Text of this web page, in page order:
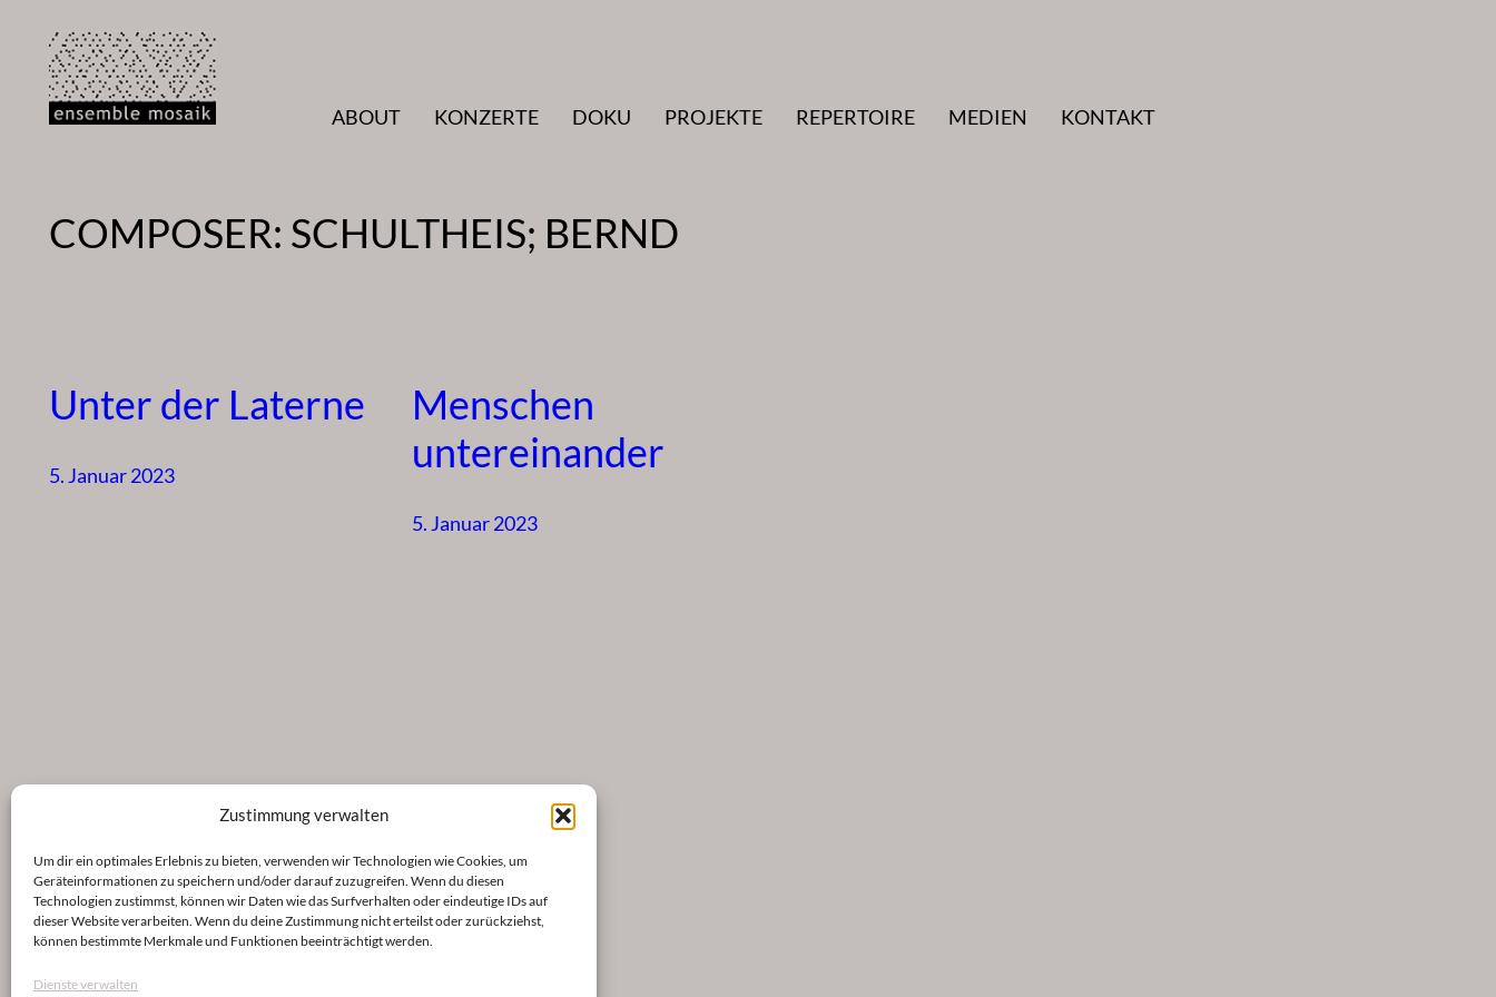
Zustimmung verwalten
Um dir ein optimales Erlebnis zu bieten, verwenden wir Technologien wie Cookies, um
Geräteinformationen zu speichern und/oder darauf zuzugreifen. Wenn du diesen
Technologien zustimmst, können wir Daten wie das Surfverhalten oder eindeutige IDs auf
dieser Website verarbeiten. Wenn du deine Zustimmung nicht erteilst oder zurückziehst,
können bestimmte Merkmale und Funktionen beeinträchtigt werden.
Dienste verwalten
Inhalt
springen
ABOUT
KONZERTE DOKU PROJEKTE REPERTOIRE MEDIEN KONTAKT
COMPOSER: SCHULTHEIS; BERND
Unter der Laterne
5. Januar 2023
Menschen
untereinander
5. Januar 2023